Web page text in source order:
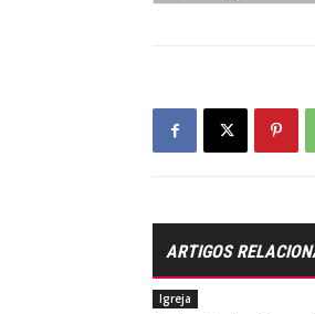
ARTIGOS
Igreja